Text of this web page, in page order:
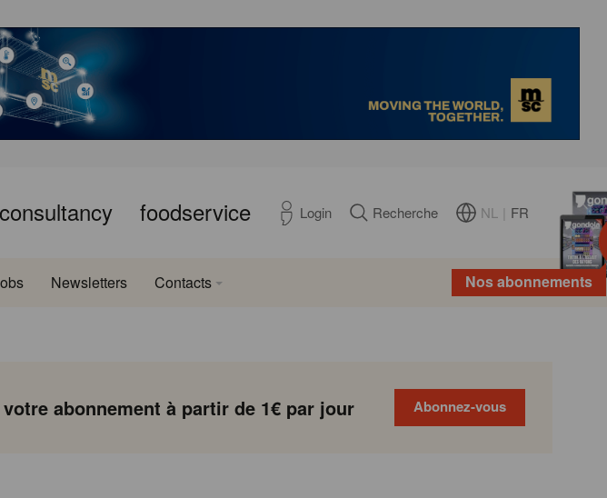
consultancy foodservice Login Recherche NL FR
Nos abonnements
Newsletters Contacts
abonnement à partir de 1€ par jour Abonnez-vous